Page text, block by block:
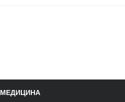
МЕДИЦИНА